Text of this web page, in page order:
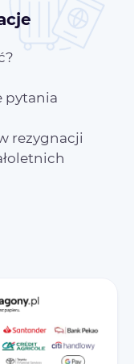
pytania
rezygnacji